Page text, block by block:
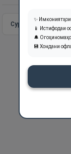
Сураи пурра
✨
📱 Истифодаи
🔔
💾 Хондани